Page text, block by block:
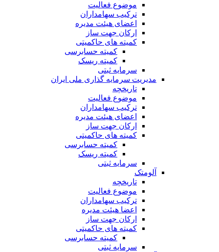
موضوع فعالیت
ترکیب سهامداران
اعضای هیئت مدیره
ارکان جهت ساز
کمیته های حاکمیتی
کمیته حسابرسی
کمیته ریسک
سرمایه ثبتی
مدیریت سرمایه گذاری ملی ایران
تاریخچه
موضوع فعالیت
ترکیب سهامداران
اعضای هیئت مدیره
ارکان جهت ساز
کمیته های حاکمیتی
کمیته حسابرسی
کمیته ریسک
سرمایه ثبتی
آلومتک
تاریخچه
موضوع فعالیت
ترکیب سهامداران
اعضا هیئت مدیره
ارکان جهت ساز
کمیته های حاکمیتی
کمیته حسابرسی
سرمایه ثبتی